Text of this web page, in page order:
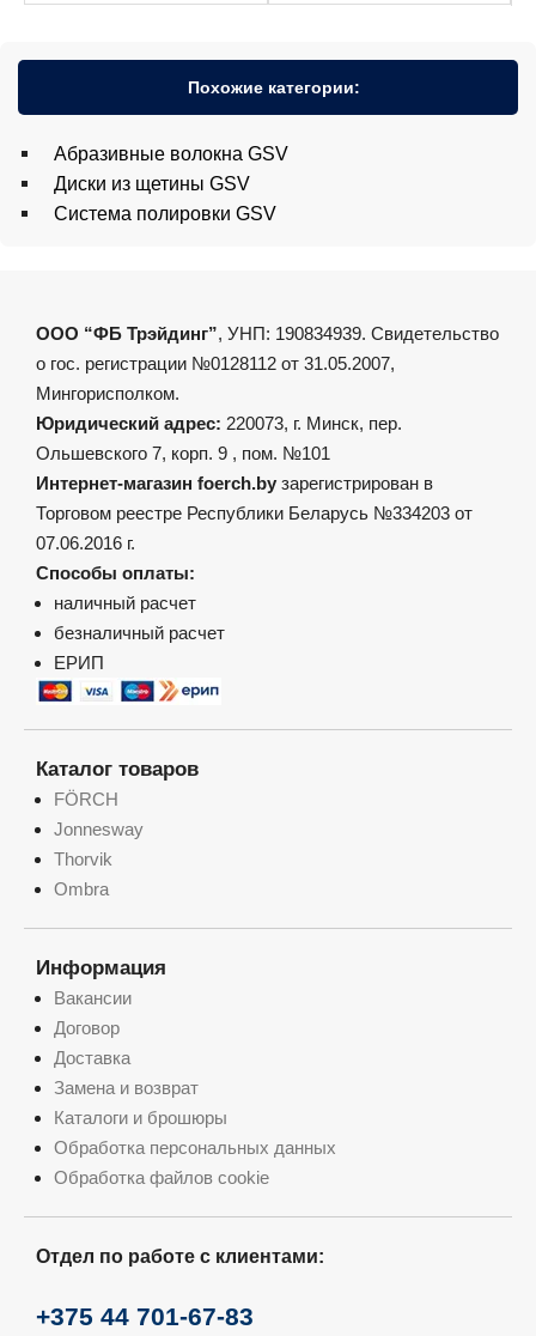
Похожие категории:
Абразивные волокна GSV
Диски из щетины GSV
Система полировки GSV
ООО “ФБ Трэйдинг”, УНП: 190834939. Свидетельство
о гос. регистрации №0128112 от 31.05.2007,
Мингорисполком.
Юридический адрес: 220073, г. Минск, пер.
Ольшевского 7, корп. 9 , пом. №101
Интернет-магазин foerch.by зарегистрирован в
Торговом реестре Республики Беларусь №334203 от
07.06.2016 г.
Способы оплаты:
наличный расчет
безналичный расчет
ЕРИП
Каталог товаров
FÖRCH
Jonnesway
Thorvik
Ombra
Информация
Вакансии
Договор
Доставка
Замена и возврат
Каталоги и брошюры
Обработка персональных данных
Обработка файлов cookie
Отдел по работе с клиентами:
+375 44 701-67-83